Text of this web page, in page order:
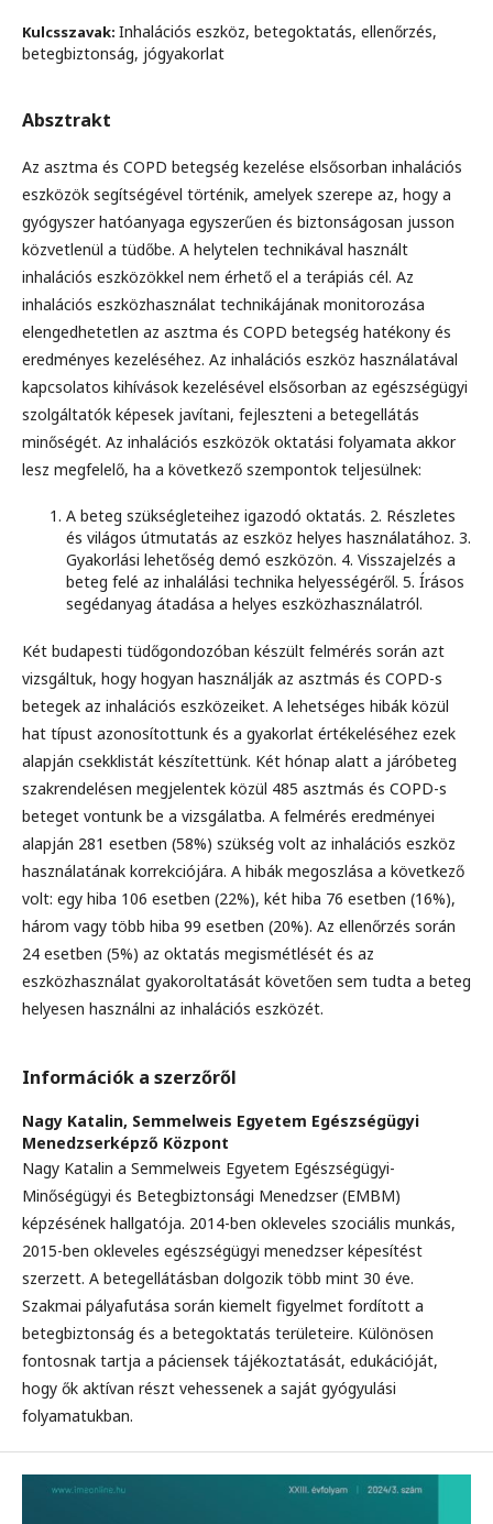
Kulcsszavak: Inhalációs eszköz, betegoktatás, ellenőrzés,
betegbiztonság, jógyakorlat
Absztrakt
Az asztma és COPD betegség kezelése elsősorban inhalációs
eszközök segítségével történik, amelyek szerepe az, hogy a
gyógyszer hatóanyaga egyszerűen és biztonságosan jusson
közvetlenül a tüdőbe. A helytelen technikával használt
inhalációs eszközökkel nem érhető el a terápiás cél. Az
inhalációs eszközhasználat technikájának monitorozása
elengedhetetlen az asztma és COPD betegség hatékony és
eredményes kezeléséhez. Az inhalációs eszköz használatával
kapcsolatos kihívások kezelésével elsősorban az egészségügyi
szolgáltatók képesek javítani, fejleszteni a betegellátás
minőségét. Az inhalációs eszközök oktatási folyamata akkor
lesz megfelelő, ha a következő szempontok teljesülnek:
A beteg szükségleteihez igazodó oktatás. 2. Részletes
és világos útmutatás az eszköz helyes használatához. 3.
Gyakorlási lehetőség demó eszközön. 4. Visszajelzés a
beteg felé az inhalálási technika helyességéről. 5. Írásos
segédanyag átadása a helyes eszközhasználatról.
Két budapesti tüdőgondozóban készült felmérés során azt
vizsgáltuk, hogy hogyan használják az asztmás és COPD-s
betegek az inhalációs eszközeiket. A lehetséges hibák közül
hat típust azonosítottunk és a gyakorlat értékeléséhez ezek
alapján csekklistát készítettünk. Két hónap alatt a járóbeteg
szakrendelésen megjelentek közül 485 asztmás és COPD-s
beteget vontunk be a vizsgálatba. A felmérés eredményei
alapján 281 esetben (58%) szükség volt az inhalációs eszköz
használatának korrekciójára. A hibák megoszlása a következő
volt: egy hiba 106 esetben (22%), két hiba 76 esetben (16%),
három vagy több hiba 99 esetben (20%). Az ellenőrzés során
24 esetben (5%) az oktatás megismétlését és az
eszközhasználat gyakoroltatását követően sem tudta a beteg
helyesen használni az inhalációs eszközét.
Információk a szerzőről
Nagy Katalin, Semmelweis Egyetem Egészségügyi
Menedzserképző Központ
Nagy Katalin a Semmelweis Egyetem Egészségügyi-
Minőségügyi és Betegbiztonsági Menedzser (EMBM)
képzésének hallgatója. 2014-ben okleveles szociális munkás,
2015-ben okleveles egészségügyi menedzser képesítést
szerzett. A betegellátásban dolgozik több mint 30 éve.
Szakmai pályafutása során kiemelt figyelmet fordított a
betegbiztonság és a betegoktatás területeire. Különösen
fontosnak tartja a páciensek tájékoztatását, edukációját,
hogy ők aktívan részt vehessenek a saját gyógyulási
folyamatukban.